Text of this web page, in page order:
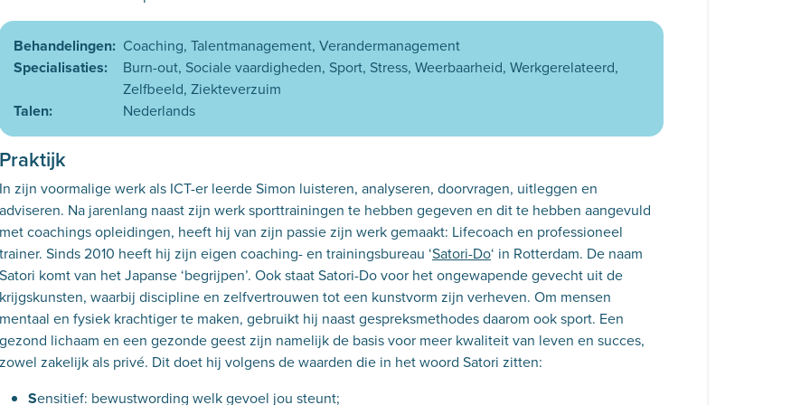
Behandelingen: Coaching Talentmanagement Verandermanagement
Specialisaties:
Burn-out Sociale vaardigheden Sport Stress Weerbaarheid Werkgerelateerd
Zelfbeeld Ziekteverzuim
Talen:
Nederlands
Praktijk
In zijn voormalige werk als ICT-er leerde Simon luisteren, analyseren, doorvragen, uitleggen en
adviseren. Na jarenlang naast zijn werk sporttrainingen te hebben gegeven en dit te hebben aangevuld
met coachings opleidingen, heeft hij van zijn passie zijn werk gemaakt: Lifecoach en professioneel
trainer. Sinds 2010 heeft hij zijn eigen coaching- en trainingsbureau ‘Satori-Do‘ in Rotterdam. De naam
Satori komt van het Japanse ‘begrijpen’. Ook staat Satori-Do voor het ongewapende gevecht uit de
krijgskunsten, waarbij discipline en zelfvertrouwen tot een kunstvorm zijn verheven. Om mensen
mentaal en fysiek krachtiger te maken, gebruikt hij naast gespreksmethodes daarom ook sport. Een
gezond lichaam en een gezonde geest zijn namelijk de basis voor meer kwaliteit van leven en succes,
zowel zakelijk als privé. Dit doet hij volgens de waarden die in het woord Satori zitten:
Sensitief: bewustwording welk gevoel jou steunt;